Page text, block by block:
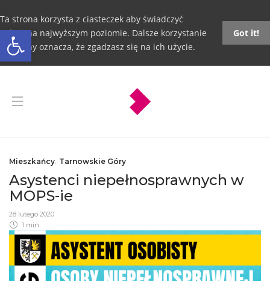
Otwórz pasek narzędzi
Ta strona korzysta z ciasteczek aby świadczyć
usługi na najwyższym poziomie. Dalsze korzystanie
ze strony oznacza, że zgadzasz się na ich użycie.
Got it!
Mieszkańcy, Tarnowskie Góry
Asystenci niepełnosprawnych w
MOPS-ie
28 lutego 2020
1 min